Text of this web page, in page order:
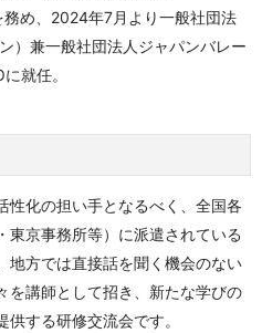
め、2024年7月より一般社団法
）兼一般社団法人ジャパンバレー
就任。
化の担い手となるべく、全国各
東京事務所等）に派遣されている
地方では直接話を聞く機会のない
を講師として招き、新たな学びの
する研修交流会です。